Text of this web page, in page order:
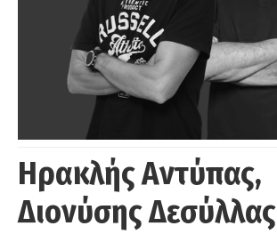
Ηρακλής Αντύπας,
Διονύσης Δεσύλλας